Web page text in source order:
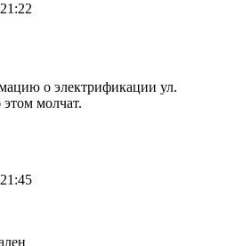
о электрификации ул.
молчат.